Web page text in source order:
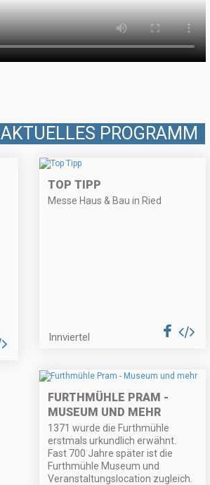
AKTUELLES PROGRAMM
TOP TIPP
Messe Haus & Bau in Ried
Innviertel
FURTHMÜHLE PRAM -
MUSEUM UND MEHR
1371 wurde die Furthmühle
erstmals urkundlich erwähnt.
Fast 700 Jahre später ist die
Furthmühle Museum und
Veranstaltungslocation zugleich.